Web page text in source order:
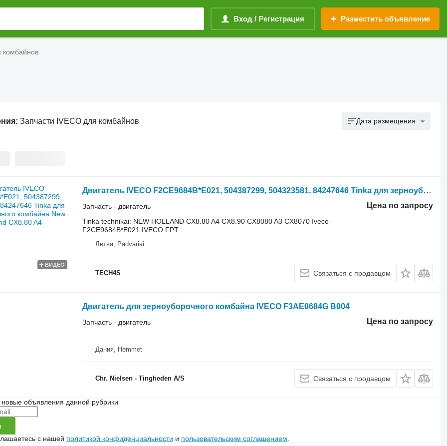
Вход / Регистрация Разместить объявление
комбайнов
Запчасти IVECO для комбайнов Дата размещения
ВИДЕО
Двигатель IVECO F2CE9684B*E021, 504387299, 504323581, 84247646 Tinka для зерноуборочного комбайна New Holland CX8.80 A4
Цена по запросу
Запчасть - двигатель
Tinka technikai: NEW HOLLAND CX8.80 A4 CX8.90 CX8080 A3 CX8070 Iveco
F2CE9684B*E021 IVECO FPT:...
Литва, Padvariai
TECH4S Связаться с продавцом
Двигатель для зерноуборочного комбайна IVECO F3AE0684G B004
Цена по запросу
Запчасть - двигатель
Дания, Hemmet
Chr. Nielsen - Tingheden A/S Связаться с продавцом
объявления данной рубрики
с нашей политикой конфиденциальности и пользовательским соглашением